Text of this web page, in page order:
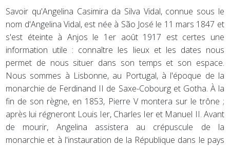
Savoir qu'Angelina Casimira da Silva Vidal, connue sous le
nom d'Angelina Vidal, est née à São José le 11 mars 1847 et
s'est éteinte à Anjos le 1er août 1917 est certes une
information utile : connaître les lieux et les dates nous
permet de nous situer dans son temps et son espace.
Nous sommes à Lisbonne, au Portugal, à l'époque de la
monarchie de Ferdinand II de Saxe-Cobourg et Gotha. À la
fin de son règne, en 1853, Pierre V montera sur le trône ;
après lui régneront Louis Ier, Charles Ier et Manuel II. Avant
de mourir, Angelina assistera au crépuscule de la
monarchie et à l'instauration de la République dans le pays